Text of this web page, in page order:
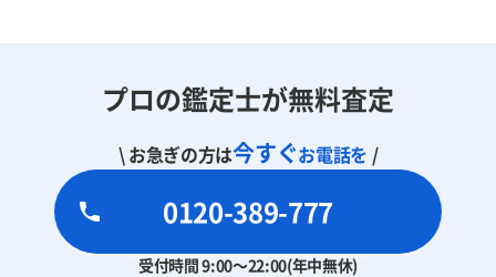
プロの鑑定士が無料査定
\ お急ぎの方は今すぐお電話を /
0120-389-777
受付時間 9:00～22:00(年中無休)